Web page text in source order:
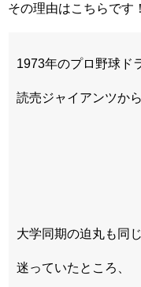
その理由はこちらです！
1973年のプロ野球ド
読売ジャイアンツか
大学同期の迫丸も同
迷っていたところ、